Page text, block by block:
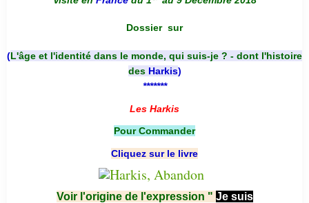
Dossier sur
(L'âge et l'identité dans le monde, qui suis-je ? - dont l'histoire
des Harkis)
*******
Les Harkis
Pour Commander
Cliquez sur le livre
Voir l'origine de l'expression " Je suis